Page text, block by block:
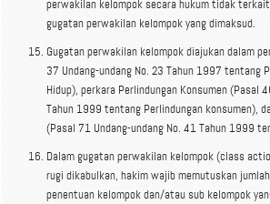
perwakilan kelompok secara hukum tidak
gugatan perwakilan kelompok yang dimaksud.
Gugatan perwakilan kelompok diajukan dalam
37 Undang-undang No. 23 Tahun 1997 tentang
Hidup), perkara Perlindungan Konsumen (Pasal
Tahun 1999 tentang Perlindungan konsumen),
(Pasal 71 Undang-undang No. 41 Tahun 1999
Dalam gugatan perwakilan kelompok (class
rugi dikabulkan, hakim wajib memutuskan
penentuan kelompok dan/atau sub kelompok